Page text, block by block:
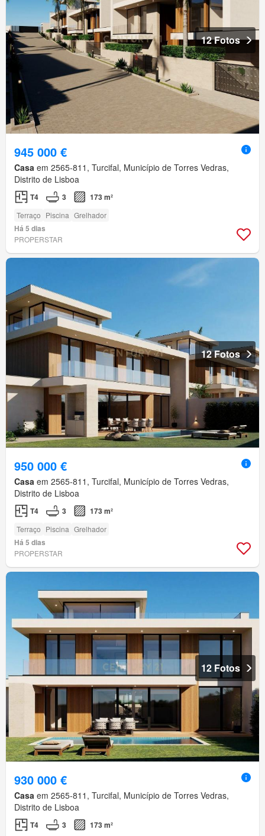
12 Fotos
945 000 €
Casa em 2565-811, Turcifal, Município de Torres Vedras,
Distrito de Lisboa
T4 3 173 m²
Terraço Piscina Grelhador
Há 5 dias
PROPERSTAR
12 Fotos
950 000 €
Casa em 2565-811, Turcifal, Município de Torres Vedras,
Distrito de Lisboa
T4 3 173 m²
Terraço Piscina Grelhador
Há 5 dias
PROPERSTAR
12 Fotos
930 000 €
Casa em 2565-811, Turcifal, Município de Torres Vedras,
Distrito de Lisboa
T4 3 173 m²